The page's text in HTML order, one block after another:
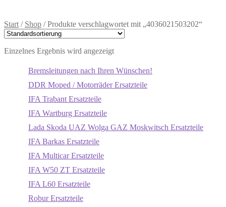
Start / Shop /Produkte verschlagwortet mit „4036021503202“
Einzelnes Ergebnis wird angezeigt
Bremsleitungen nach Ihren Wünschen!
DDR Moped / Motorräder Ersatzteile
IFA Trabant Ersatzteile
IFA Wartburg Ersatzteile
Lada Skoda UAZ Wolga GAZ Moskwitsch Ersatzteile
IFA Barkas Ersatzteile
IFA Multicar Ersatzteile
IFA W50 ZT Ersatzteile
IFA L60 Ersatzteile
Robur Ersatzteile